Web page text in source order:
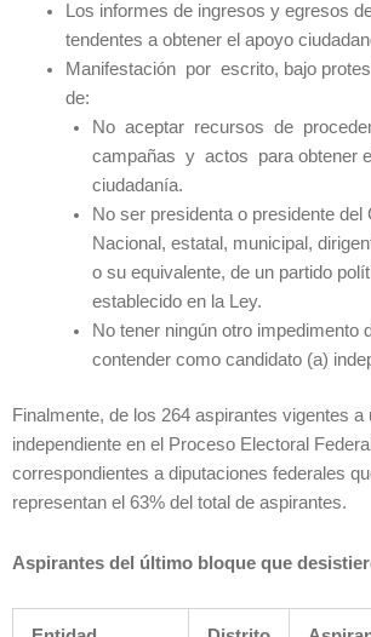
Los informes de ingresos y egresos
tendentes a obtener el apoyo
Manifestación por escrito, bajo
de:
No aceptar recursos de
campañas y actos para obtener
ciudadanía.
No ser presidenta o presidente del
Nacional, estatal, municipal,
o su equivalente, de un partido
establecido en la Ley.
No tener ningún otro impedimento
contender como candidato (a)
Finalmente, de los 264 aspirantes vigentes a
independiente en el Proceso Electoral
correspondientes a diputaciones federales
representan el 63% del total de aspirantes.
Aspirantes del último bloque que